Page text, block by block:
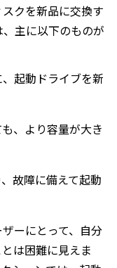
クを新品に交換す
主に以下のものが
起動ドライブを新
、より容量が大き
故障に備えて起動
ーにとって、自分
は困難に見えま